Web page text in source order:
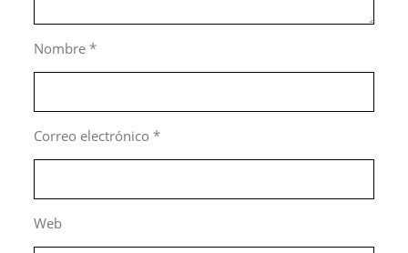
Nombre*
Correo electrónico*
Web